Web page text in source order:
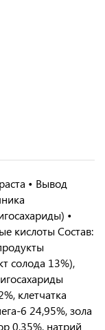
• Вывод
•
кислоты Состав:
солода 13%),
клетчатка
6 24,95%, зола
0,35%, натрий